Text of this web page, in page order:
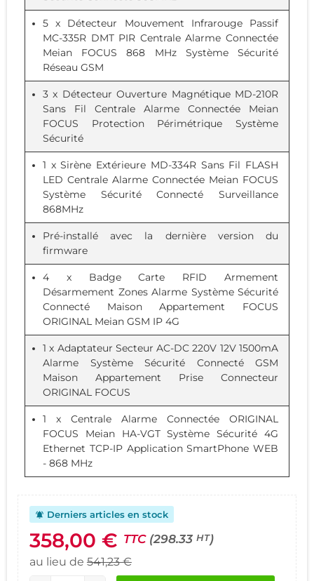
5 x Détecteur Mouvement Infrarouge Passif
MC-335R DMT PIR Centrale Alarme Connectée
Meian FOCUS 868 MHz Système Sécurité
Réseau GSM
3 x Détecteur Ouverture Magnétique MD-210R
Sans Fil Centrale Alarme Connectée Meian
FOCUS Protection Périmétrique Système
Sécurité
1 xSirène Extérieure MD-334R Sans Fil FLASH
LED Centrale Alarme Connectée Meian FOCUS
Système Sécurité Connecté Surveillance
868MHz
Pré-installé avec la dernière version du
firmware
4 x Badge Carte RFID Armement
Désarmement Zones Alarme Système Sécurité
Connecté Maison Appartement FOCUS
ORIGINAL Meian GSM IP 4G
1 x Adaptateur Secteur AC-DC 220V 12V 1500mA
Alarme Système Sécurité Connecté GSM
Maison Appartement Prise Connecteur
ORIGINAL FOCUS
1 x Centrale Alarme Connectée ORIGINAL
FOCUS Meian HA-VGT Système Sécurité 4G
Ethernet TCP-IP Application SmartPhone WEB
- 868 MHz
notifications_active Derniers articles en stock
358,00 € TTC (298.33 HT)
au lieu de 541,23 €